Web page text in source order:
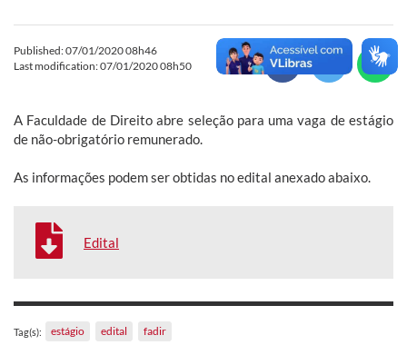
Published: 07/01/2020 08h46
Last modification: 07/01/2020 08h50
A Faculdade de Direito abre seleção para uma vaga de estágio
de não-obrigatório remunerado.
As informações podem ser obtidas no edital anexado abaixo.
Edital
Tag(s): estágio edital fadir